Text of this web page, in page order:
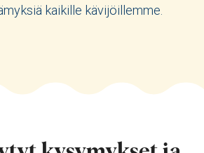
kaikille kävijöillemme.